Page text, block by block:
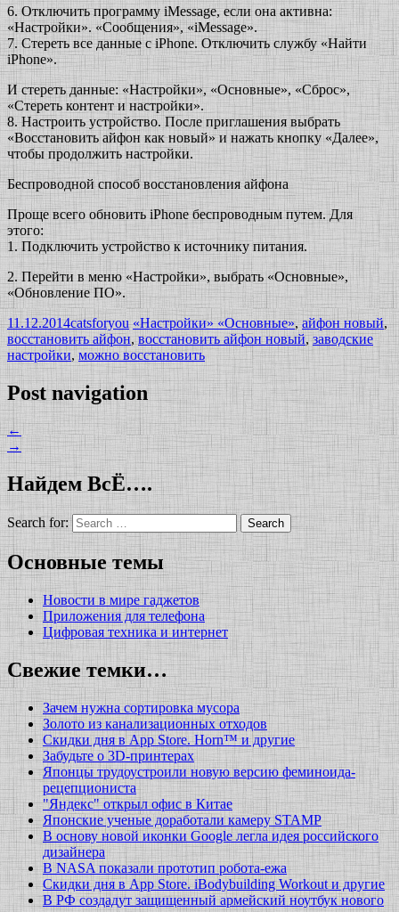
6.Отключить программу iMessage, если она активна:
«Настройки». «Сообщения», «iMessage».
7. Стереть все данные с iPhone. Отключить службу «Найти
iPhone».
И стереть данные: «Настройки», «Основные», «Сброс»,
«Стереть контент и настройки».
8. Настроить устройство. После приглашения выбрать
«Восстановить айфон как новый» и нажать кнопку «Далее»,
чтобы продолжить настройки.
Беспроводной способ восстановления айфона
Проще всего обновить iPhone беспроводным путем. Для
этого:
1. Подключить устройство к источнику питания.
2. Перейти в меню «Настройки», выбрать «Основные»,
«Обновление ПО».
11.12.2014catsforyou «Настройки» «Основные»,айфон новый,
восстановить айфон, восстановить айфон новый,заводские
настройки, можно восстановить
Post navigation
←
→
Найдем ВсЁ….
Search for:
Основные темы
Новости в мире гаджетов
Приложения для телефона
Цифровая техника и интернет
Свежие темки…
Зачем нужна сортировка мусора
Золото из канализационных отходов
Скидки дня в App Store. Horn™ и другие
Забудьте о 3D-принтерах
Японцы трудоустроили новую версию феминоида-
рецепциониста
"Яндекс" открыл офис в Китае
Японские ученые доработали камеру STAMP
В основу новой иконки Google легла идея российского
дизайнера
В NASA показали прототип робота-ежа
Скидки дня в App Store. iBodybuilding Workout и другие
В РФ создадут защищенный армейский ноутбук нового